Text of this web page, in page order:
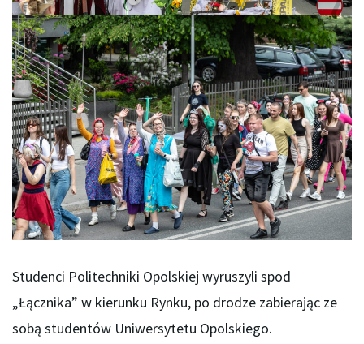
Studenci Politechniki Opolskiej wyruszyli spod
„Łącznika” w kierunku Rynku, po drodze zabierając ze
sobą studentów Uniwersytetu Opolskiego.